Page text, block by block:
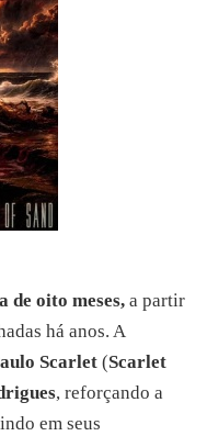
de oito meses, a partir
há anos. A
Scarlet (Scarlet
, reforçando a
em seus